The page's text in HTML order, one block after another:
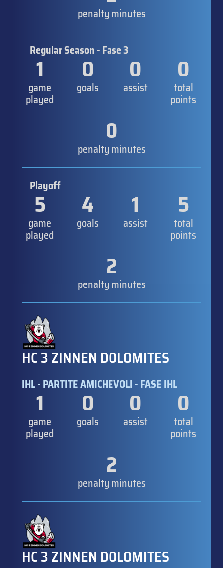
penalty minutes
Regular Season - Fase 3
1
game
played
0
goals
0
assist
0
total
points
0
penalty minutes
Playoff
5
game
played
4
goals
1
assist
5
total
points
2
penalty minutes
HC 3 ZINNEN DOLOMITES
IHL - PARTITE AMICHEVOLI - FASE IHL
1
game
played
0
goals
0
assist
0
total
points
2
penalty minutes
HC 3 ZINNEN DOLOMITES